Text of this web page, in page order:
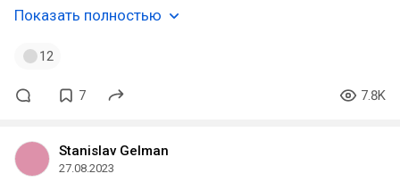
Показать полностью
12
7 7.8K
Stanislav Gelman
27.08.2023